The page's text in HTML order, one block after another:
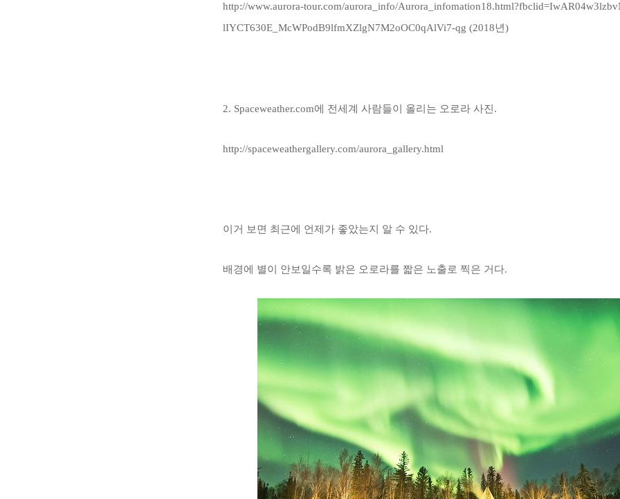
http://www.aurora-tour.com/aurora_info/
lIYCT630E_McWPodB9lfmXZlgN7M2oOC0qAlVi7-qg (2018년)
2. Spaceweather.com에 전세계 사람들이 올리는 오로라 사진.
http://spaceweathergallery.com/aurora_gallery.html
이거 보면 최근에 언제가 좋았는지 알 수 있다.
배경에 별이 안보일수록 밝은 오로라를 짧은 노출로 찍은 거다.